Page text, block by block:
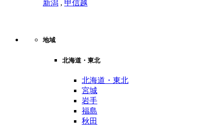
新潟 , 甲信越
地域
北海道・東北
北海道・東北
宮城
岩手
福島
秋田